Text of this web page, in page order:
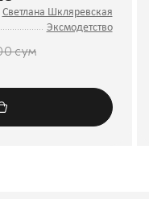
Светлана Шкляревская
Эксмодетство
сум